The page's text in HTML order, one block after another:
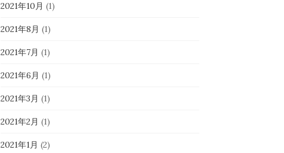
2021年10月 (1)
2021年8月 (1)
2021年7月 (1)
2021年6月 (1)
2021年3月 (1)
2021年2月 (1)
2021年1月 (2)